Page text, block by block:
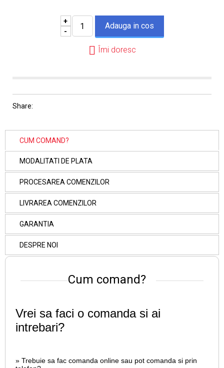
+
-
Îmi doresc
Share:
CUM COMAND?
MODALITATI DE PLATA
PROCESAREA COMENZILOR
LIVRAREA COMENZILOR
GARANTIA
DESPRE NOI
Cum comand?
Vrei sa faci o comanda si ai
intrebari?
» Trebuie sa fac comanda online sau pot comanda si prin